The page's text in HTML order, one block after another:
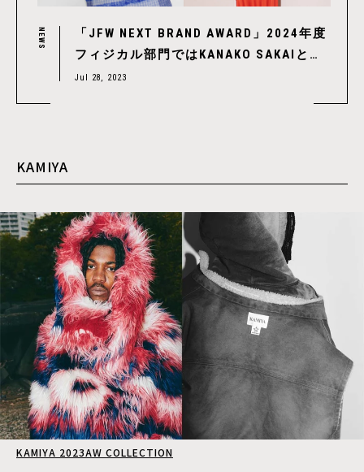
NEWS
「JFW NEXT BRAND AWARD」2024年度
フィジカル部門ではKANAKO SAKAIと
flussが受賞、KANAKO SAKAIはショーも
Jul 28, 2023
KAMIYA
KAMIYA 2023AW COLLECTION